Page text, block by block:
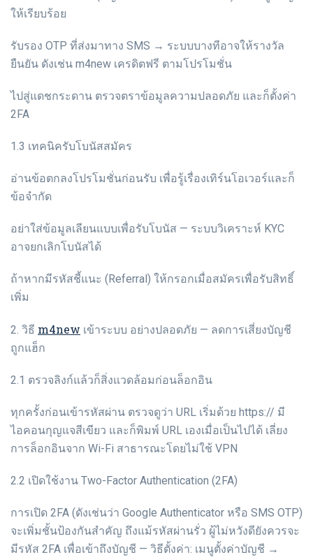
ให้เรียบร้อย
รับรอง OTP ที่ส่งมาทาง SMS → ระบบบางทีอาจให้รางวัล
ยืนยัน ดังเช่น m4new เครดิตฟรี ตามโปรโมชั่น
ไปสู่แดชกระดาน ตรวจตราข้อมูลความปลอดภัย และก็ตั้งค่า
2FA
1.3 เทคนิครับโบนัสสมัคร
อ่านข้อตกลงโปรโมชั่นก่อนรับ เพื่อรู้เรื่องเทิร์นโอเวอร์และก็
ข้อจำกัด
อย่าใส่ข้อมูลเลียนแบบเพื่อรับโบนัส — ระบบวิเคราะห์ KYC
อาจยกเลิกโบนัสได้
ถ้าหากมีรหัสชี้แนะ (Referral) ให้กรอกเมื่อสมัครเพื่อรับสิทธิ์
เพิ่ม
2. วิธี m4new เข้าระบบ อย่างปลอดภัย — ลดการเสี่ยงบัญชี
ถูกแฮ็ก
2.1 ตรวจลิงก์แล้วก็สิ่งแวดล้อมก่อนล็อกอิน
ทุกครั้งก่อนเข้ารหัสผ่าน ตรวจดูว่า URL เริ่มด้วย https:// มี
ไอคอนกุญแจสีเขียว และก็พิมพ์ URL เองเมื่อเป็นไปได้ เลี่ยง
การล็อกอินจาก Wi-Fi สาธารณะโดยไม่ใช้ VPN
2.2 เปิดใช้งาน Two-Factor Authentication (2FA)
การเปิด 2FA (ดังเช่นว่า Google Authenticator หรือ SMS OTP)
จะเพิ่มชั้นป้องกันสำคัญ ถึงแม้รหัสผ่านรั่ว ผู้ไม่หวังดียังควรจะ
มีรหัส 2FA เพื่อเข้าถึงบัญชี — วิธีตั้งค่า: เมนูตั้งค่าบัญชี →